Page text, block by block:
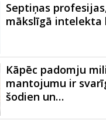
Septiņas
mākslīgā intelekta
Kāpēc padomju
mantojumu ir
šodien un…